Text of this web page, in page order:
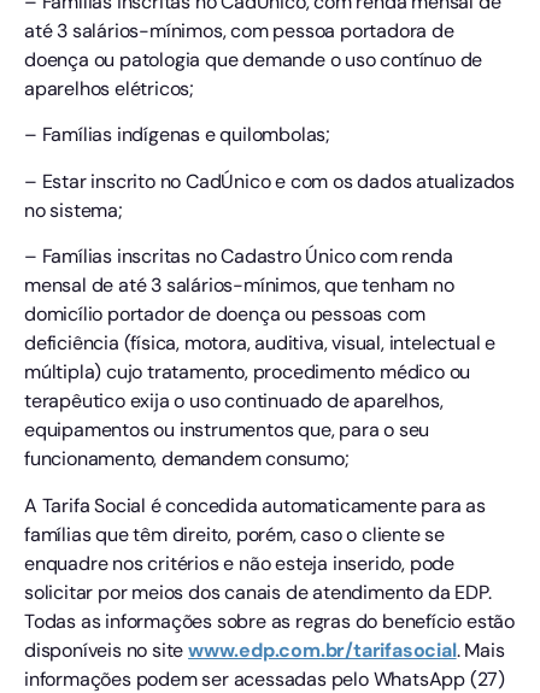
até 3 salários-mínimos, com pessoa portadora de
doença ou patologia que demande o uso contínuo de
aparelhos elétricos;
– Famílias indígenas e quilombolas;
– Estar inscrito no CadÚnico e com os dados atualizados
no sistema;
– Famílias inscritas no Cadastro Único com renda
mensal de até 3 salários-mínimos, que tenham no
domicílio portador de doença ou pessoas com
deficiência (física, motora, auditiva, visual, intelectual e
múltipla) cujo tratamento, procedimento médico ou
terapêutico exija o uso continuado de aparelhos,
equipamentos ou instrumentos que, para o seu
funcionamento, demandem consumo;
A Tarifa Social é concedida automaticamente para as
famílias que têm direito, porém, caso o cliente se
enquadre nos critérios e não esteja inserido, pode
solicitar por meios dos canais de atendimento da EDP.
Todas as informações sobre as regras do benefício estão
disponíveis no sitewww.edp.com.br/tarifasocial. Mais
informações podem ser acessadas pelo WhatsApp (27)